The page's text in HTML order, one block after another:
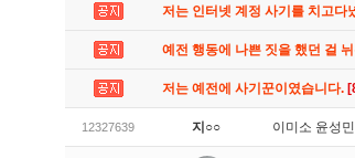
저는 인터넷 계정 사기를 치고다
예전 행동에 나쁜 짓을 했던 걸
저는 예전에 사기꾼이였습니다.
12327639 지○○ 이미소 윤성